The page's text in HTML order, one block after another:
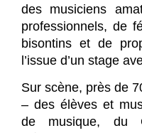
des musiciens
professionnels, de
bisontins et de
l’issue d’un stage
Sur scène, près de
– des élèves et
de musique, du